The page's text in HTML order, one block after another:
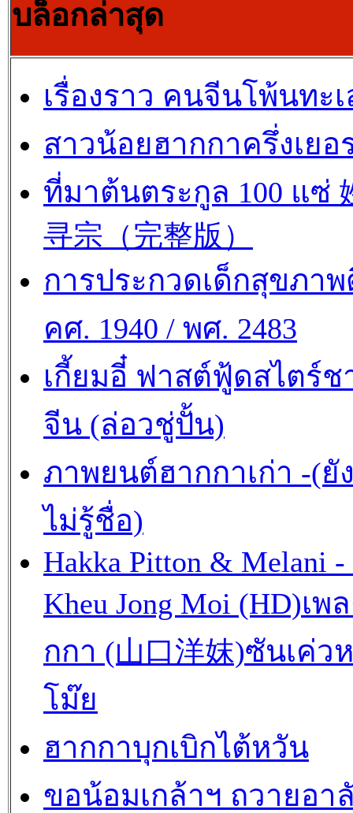
บล็อกล่าสุด
เรื่องราว คนจีนโพ้นทะ
สาวน้อยฮากกาครึ่งเยอ
ที่มาต้นตระกูล 100 แซ่
寻宗（完整版）
การประกวดเด็กสุขภา
คศ. 1940 / พศ. 2483
เกี้ยมอี๋ ฟาสต์ฟู้ดสไตร์ช
จีน (ล่อวชู่ปั้น)
ภาพยนต์ฮากกาเก่า -(ยั
ไม่รู้ชื่อ)
Hakka Pitton & Melani -
Kheu Jong Moi (HD)เพ
กกา (山口洋妺)ซันเค่ว
โม๊ย
ฮากกาบุกเบิกไต้หวัน
ขอน้อมเกล้าฯ ถวายอา